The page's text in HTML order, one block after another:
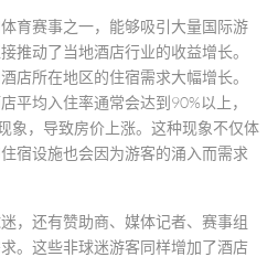
育赛事之一，能够吸引大量国际游
推动了当地酒店行业的收益增长。
店所在地区的住宿需求大幅增长。
平均入住率通常会达到90%以上，
象，导致房价上涨。这种现象不仅体
宿设施也会因为游客的涌入而需求
，还有赞助商、媒体记者、赛事组
。这些非球迷游客同样增加了酒店